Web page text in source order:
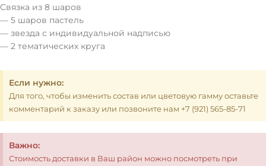
Связка из 8 шаров
— 5 шаров пастель
— звезда с индивидуальной надписью
— 2 тематических круга
Если нужно:
Для того, чтобы изменить состав или цветовую гамму оставьте
комментарий к заказу или позвоните нам +7 (921) 565-85-71
Важно:
Стоимость доставки в Ваш район можно посмотреть при